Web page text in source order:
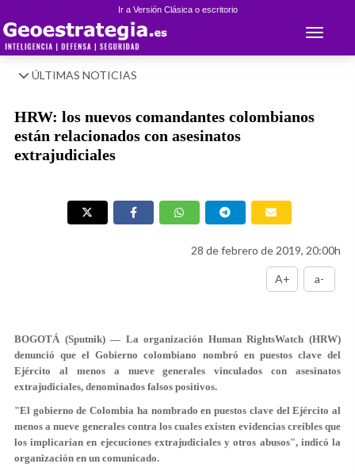
Ir a Versión Clásica o escritorio
Toggle
ÚLTIMAS NOTICIAS
HRW: los nuevos comandantes colombianos
están relacionados con asesinatos
extrajudiciales
28 de febrero de 2019, 20:00h
A+ a-
BOGOTÁ (Sputnik) — La organización Human RightsWatch (HRW)
denunció que el Gobierno colombiano nombró en puestos clave del
Ejército al menos a nueve generales vinculados con asesinatos
extrajudiciales, denominados falsos positivos.
"El gobierno de Colombia ha nombrado en puestos clave del Ejército al
menos a nueve generales contra los cuales existen evidencias creíbles que
los implicarían en ejecuciones extrajudiciales y otros abusos", indicó la
organización en un comunicado.